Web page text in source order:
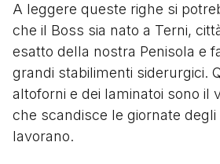
A leggere queste righe si
che il Boss sia nato a Terni,
esatto della nostra Penisola e
grandi stabilimenti siderurgici.
altoforni e dei laminatoi sono il
che scandisce le giornate degli
lavorano.